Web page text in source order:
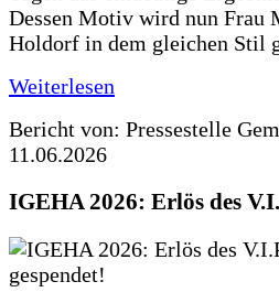
Dessen Motiv wird nun Frau
Holdorf in dem gleichen Stil
Weiterlesen
Bericht von: Pressestelle
11.06.2026
IGEHA 2026: Erlös des